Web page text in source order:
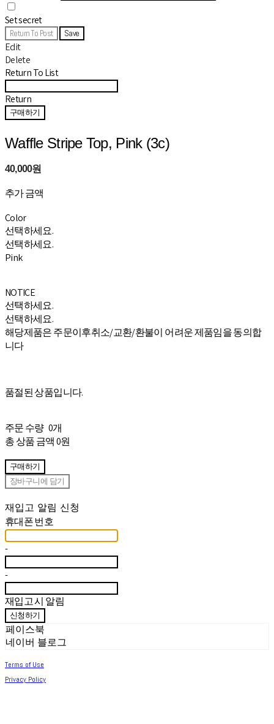
Set secret
Return To Post Save
Edit
Delete
Return To List
Return
구매하기
Waffle Stripe Top, Pink (3c)
40,000원
추가 금액
Color
선택하세요.
선택하세요.
Pink
NOTICE
선택하세요.
선택하세요.
해당제품은 주문이후취소/교환/환불이 어려운 제품임을 동의합
니다
품절된 상품입니다.
주문 수량 0개
총 상품 금액0원
구매하기
장바구니에 담기
재입고 알림 신청
휴대폰 번호
-
-
재입고 시 알림
신청하기
페이스북
네이버 블로그
Terms of Use
Privacy Policy